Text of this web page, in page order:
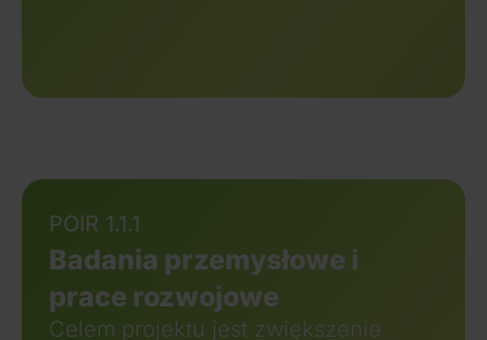
POIR 1.1.1
Badania przemysłowe i
prace rozwojowe
Celem projektu jest zwiększenie